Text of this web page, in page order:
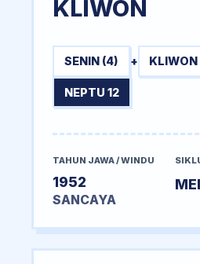
KLIWON
SENIN (4) + KLIWON
NEPTU 12
TAHUN JAWA / WINDU
1952
SANCAYA